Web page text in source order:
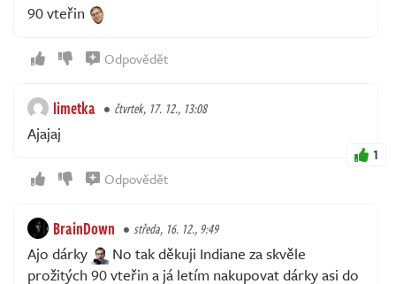
90 vteřin
Odpovědět
limetka čtvrtek, 17. 12., 13:08
Ajajaj
1
Odpovědět
BrainDown středa, 16. 12., 9:49
Ajo dárky
No tak děkuji Indiane za skvěle
prožitých 90 vteřin a já letím nakupovat dárky asi do